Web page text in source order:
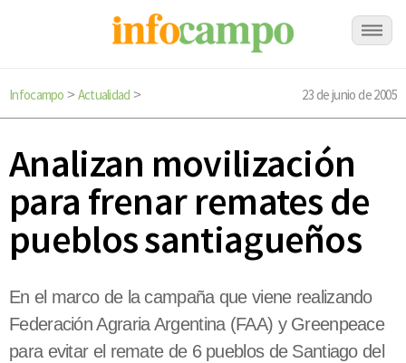
Infocampo > Actualidad > 23 de junio de 2005
Analizan movilización
para frenar remates de
pueblos santiagueños
En el marco de la campaña que viene realizando
Federación Agraria Argentina (FAA) y Greenpeace
para evitar el remate de 6 pueblos de Santiago del